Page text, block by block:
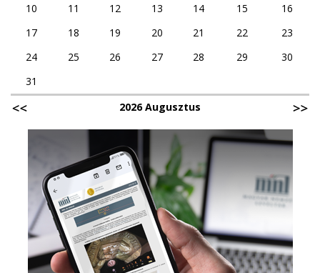
10
11 12 13 14 15
16
17
18 19 20 21 22
23
24
25 26 27 28 29
30
31
2026 Augusztus